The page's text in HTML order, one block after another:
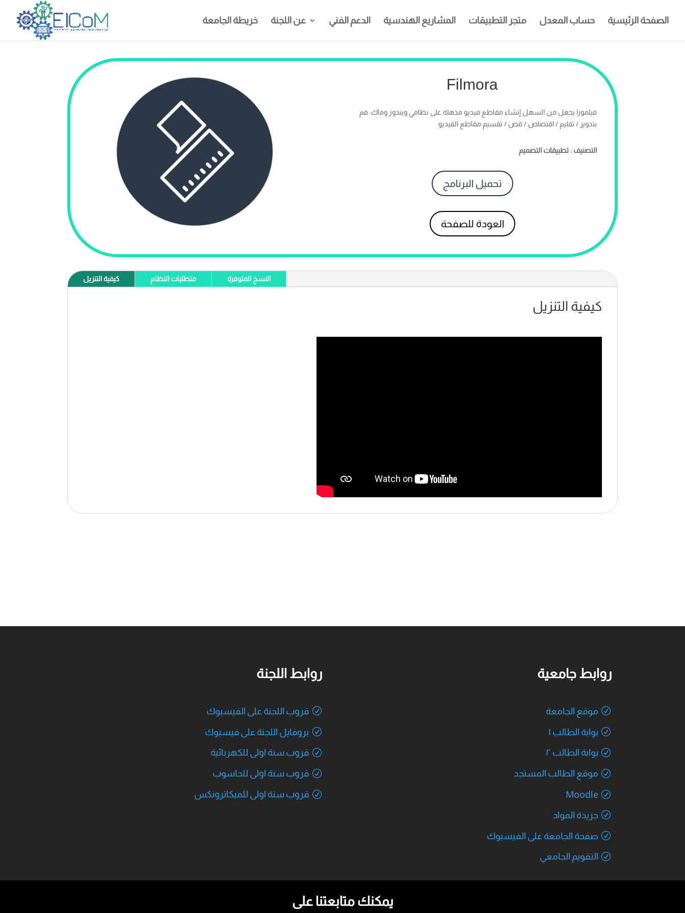
خريطة الجامعة عن اللجنة الدعم الفني المشاريع الهندسية متجر التطبيقات حساب المعدل الصفحة الرئيسية
Filmora
فيلمورا يجعل من السهل إنشاء مقاطع فيديو مذهلة على نظامي ويندوز وماك. قم
بتدوير / تقليم / اقتصاص / قص / تقسيم مقاطع الفيديو
التصنيف : تطبيقات التصميم
تحميل البرنامج
العودة للصفحة
كيفية التنزيل متطلبات النظام النسخ المتوفرة
كيفية التنزيل
قروب اللجنة على الفيسبوك
بروفايل اللجنة على فيسبوك
قروب سنة اولى للكهربائية
قروب سنة اولى للحاسوب
قروب سنة اولى للميكاترونكس
روابط جامعية
موقع الجامعة
بوابة الطالب ١
بوابة الطالب ٢
موقع الطالب المستجد
Moodle
جريدة المواد
صفحة الجامعة على الفيسبوك
التقويم الجامعي
يمكنك متابعتنا على